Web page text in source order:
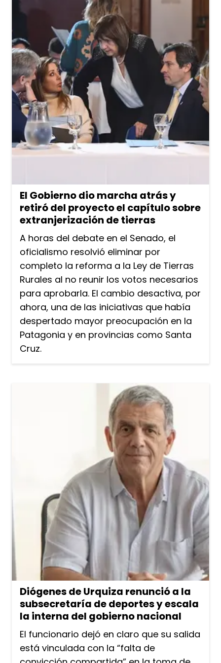
El Gobierno dio marcha atrás y
retiró del proyecto el capítulo sobre
extranjerización de tierras
A horas del debate en el Senado, el
oficialismo resolvió eliminar por
completo la reforma a la Ley de Tierras
Rurales al no reunir los votos necesarios
para aprobarla. El cambio desactiva, por
ahora, una de las iniciativas que había
despertado mayor preocupación en la
Patagonia y en provincias como Santa
Cruz.
Diógenes de Urquiza renunció a la
subsecretaría de deportes y escala
la interna del gobierno nacional
El funcionario dejó en claro que su salida
está vinculada con la “falta de